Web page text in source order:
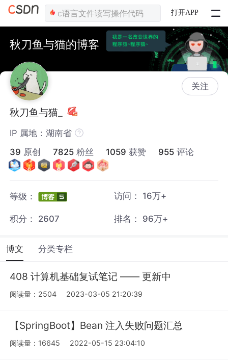
打开APP
秋刀鱼与猫的博客
关注
秋刀鱼与猫_
IP 属地：湖南省
39 原创 7825 粉丝 1059 获赞 955 评论
等级： 访问： 16万+
积分： 2607 排名： 96万+
博文 分类专栏
408 计算机基础复试笔记 —— 更新中
阅读量：2504 2023-03-05 21:20:39
【SpringBoot】Bean 注入失败问题汇总
阅读量：16645 2022-05-15 23:04:10